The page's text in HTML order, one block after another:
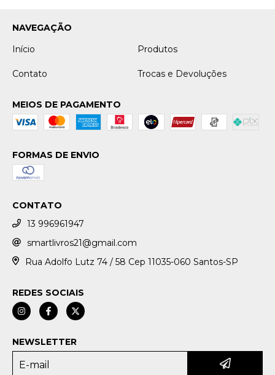
NAVEGAÇÃO
Início
Produtos
Contato Trocas e Devoluções
MEIOS DE PAGAMENTO
FORMAS DE ENVIO
CONTATO
13 996961947
smartlivros21@gmail.com
Rua Adolfo Lutz 74 / 58 Cep 11035-060 Santos-SP
REDES SOCIAIS
NEWSLETTER